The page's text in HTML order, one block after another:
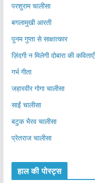
परशुराम चालीसा
बगलामुखी आरती
पूनम गुप्ता से साक्षात्कार
ज़िंदगी न मिलेगी दोबारा की कविताएँ
गर्भ गीता
जहारवीर गोगा चालीसा
साईं चालीसा
बटुक भैरव चालीसा
प्रेतराज चालीसा
हाल की पोस्ट्स